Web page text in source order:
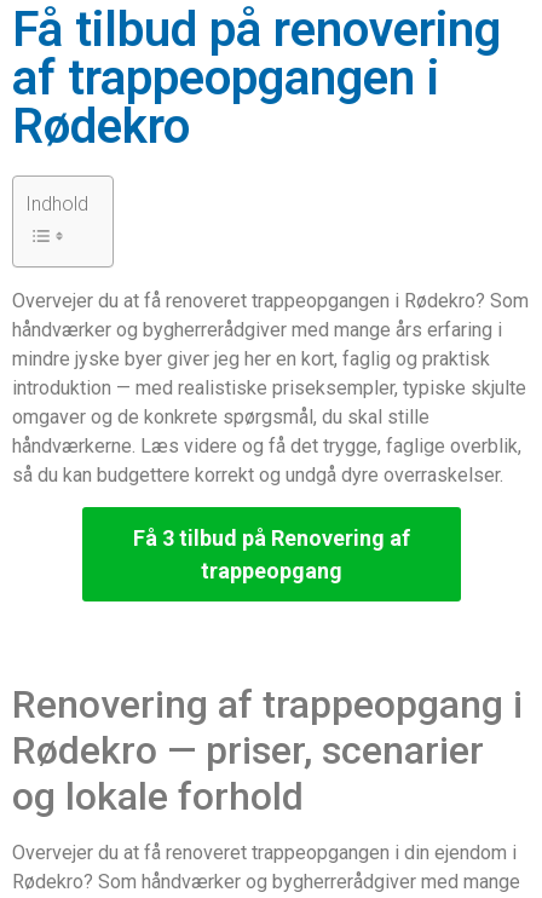
Få tilbud på renovering
af trappeopgangen i
Rødekro
Indhold
Overvejer du at få renoveret trappeopgangen i Rødekro? Som
håndværker og bygherrerådgiver med mange års erfaring i
mindre jyske byer giver jeg her en kort, faglig og praktisk
introduktion — med realistiske priseksempler, typiske skjulte
omgaver og de konkrete spørgsmål, du skal stille
håndværkerne. Læs videre og få det trygge, faglige overblik,
så du kan budgettere korrekt og undgå dyre overraskelser.
Få 3 tilbud på Renovering af
trappeopgang
Renovering af trappeopgang i
Rødekro — priser, scenarier
og lokale forhold
Overvejer du at få renoveret trappeopgangen i din ejendom i
Rødekro? Som håndværker og bygherrerådgiver med mange